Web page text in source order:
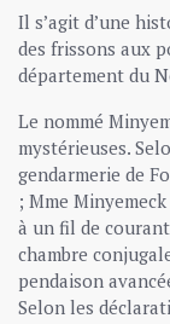
Il s’agit d’une
des frissons aux
département du
Le nommé
mystérieuses.
gendarmerie de
; Mme
à un fil de
chambre
pendaison
Selon les